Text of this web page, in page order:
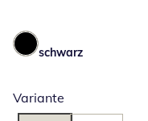
schwarz
Variante